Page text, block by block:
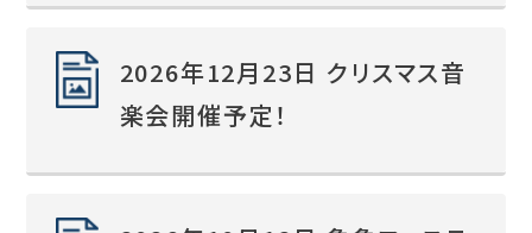
2026年12月23日 クリスマス音
楽会開催予定！